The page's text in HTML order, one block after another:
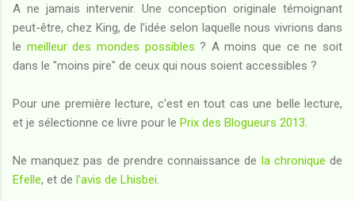
A ne jamais intervenir. Une conception originale témoignant
peut-être, chez King, de l'idée selon laquelle nous vivrions dans
le meilleur des mondes possibles ? A moins que ce ne soit
dans le "moins pire" de ceux qui nous soient accessibles ?
Pour une première lecture, c'est en tout cas une belle lecture,
et je sélectionne ce livre pour le Prix des Blogueurs 2013
Ne manquez pas de prendre connaissance de la chronique de
Efelle, et de l'avis de Lhisbei